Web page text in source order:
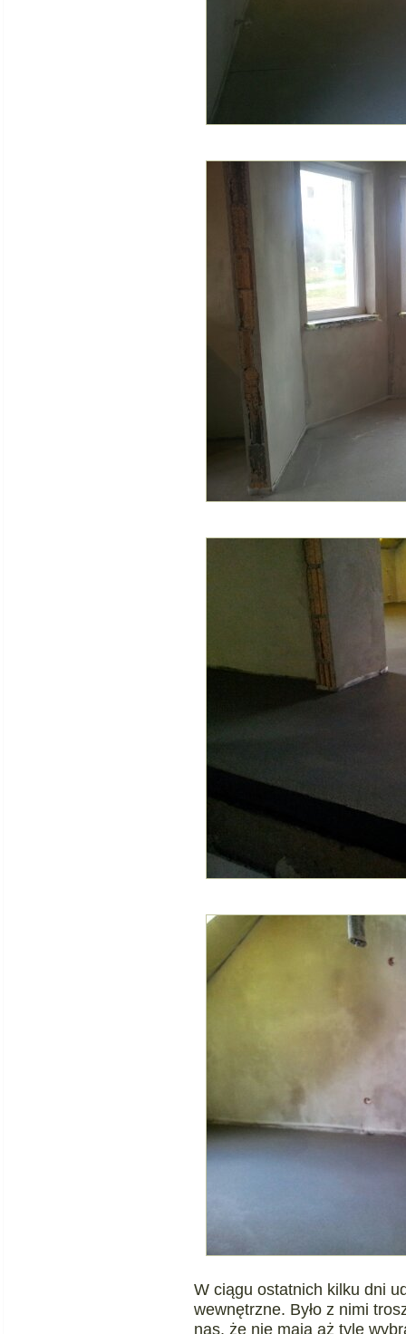
W ciągu ostatnich kilku dni
wewnętrzne. Było z nimi
nas, że nie mają aż tyle